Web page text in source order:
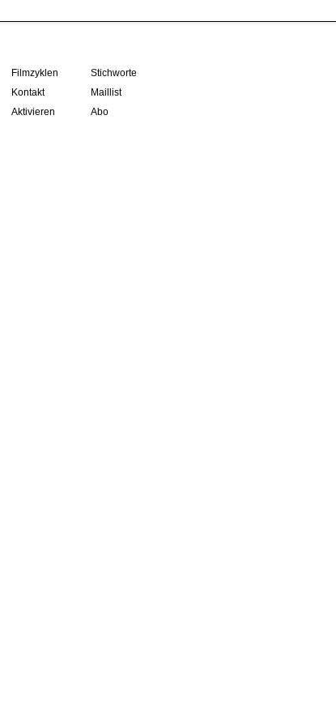
Filmzyklen
Stichworte
Kontakt
Maillist
Aktivieren Abo